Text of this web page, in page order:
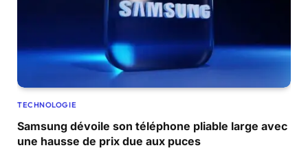
TECHNOLOGIE
Samsung dévoile son téléphone pliable large avec
une hausse de prix due aux puces